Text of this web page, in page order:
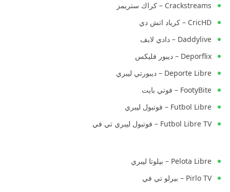
Crackstreams – كراك ستريمز
CricHD – كرياد اتش دي
Daddylive – دادي لايف
Deporflix – ديبور فليكس
Deporte Libre – ديبورتي ليبري
FootyBite – فوتي بايت
Futbol Libre – فوتبول ليبري
Futbol Libre TV – فوتبول ليبري تي في
Pelota Libre – بيلوتا ليبري
Pirlo TV – بيرلو تي في